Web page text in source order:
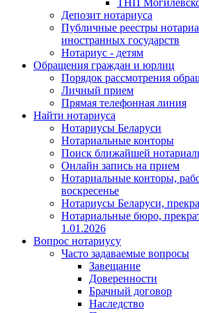
ТНП
Депозит нотариуса
Публичные реестры
иностранных государств
Нотариус - детям
Обращения граждан и юрлиц
Порядок рассмотрения
Личный прием
Прямая телефонная линия
Найти нотариуса
Нотариусы Беларуси
Нотариальные конторы
Поиск ближайшей
Онлайн запись на прием
Нотариальные конторы,
воскресенье
Нотариусы Беларуси,
Нотариальные бюро,
1.01.2026
Вопрос нотариусу
Часто задаваемые вопросы
Завещание
Доверенности
Брачный договор
Наследство